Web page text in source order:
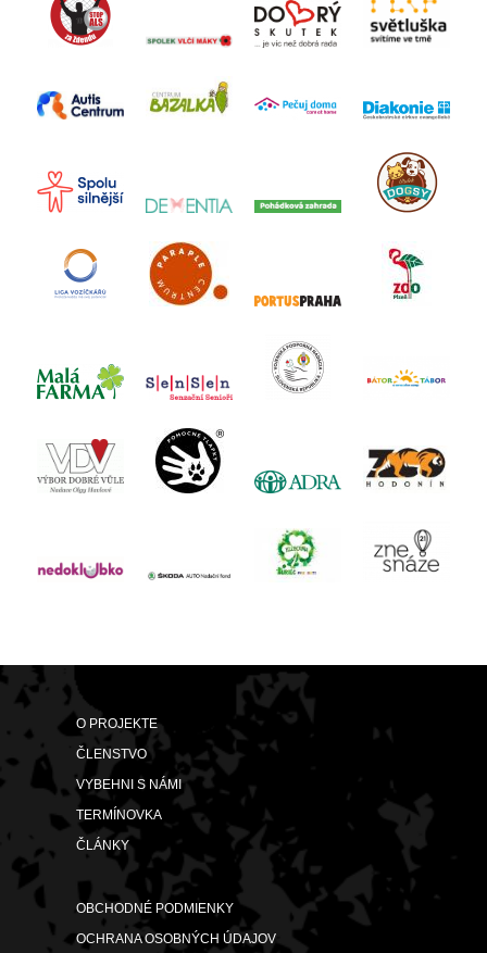
O PROJEKTE
ČLENSTVO
VYBEHNI S NÁMI
TERMÍNOVKA
ČLÁNKY
OBCHODNÉ PODMIENKY
OCHRANA OSOBNÝCH ÚDAJOV